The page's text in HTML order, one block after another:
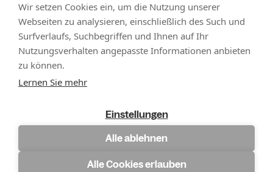
Wir setzen Cookies ein, um die Nutzung unserer
Webseiten zu analysieren, einschließlich des Such und
Surfverlaufs, Suchbegriffen und Ihnen auf Ihr
Nutzungsverhalten angepasste Informationen anbieten
zu können.
Lernen Sie mehr
Einstellungen
Alle ablehnen
Alle Cookies erlauben